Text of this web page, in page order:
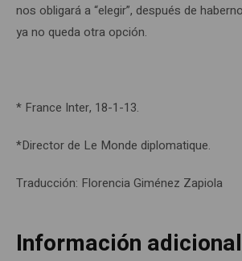
nos obligará a “elegir”, después de
ya no queda otra opción.
* France Inter, 18-1-13.
*Director de Le Monde diplomatique.
Traducción: Florencia Giménez Zapiola
Información adicional